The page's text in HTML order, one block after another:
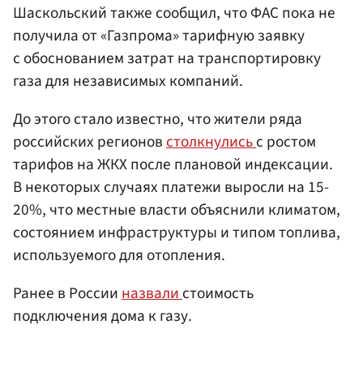
Шаскольский также сообщил, что ФАС пока не
получила от «Газпрома» тарифную заявку
с обоснованием затрат на транспортировку
газа для независимых компаний.
До этого стало известно, что жители ряда
российских регионовстолкнулисьс ростом
тарифов на ЖКХ после плановой индексации.
В некоторых случаях платежи выросли на 15-
20%, что местные власти объяснили климатом,
состоянием инфраструктуры и типом топлива,
используемого для отопления.
Ранее в Россииназвалистоимость
подключения дома к газу.